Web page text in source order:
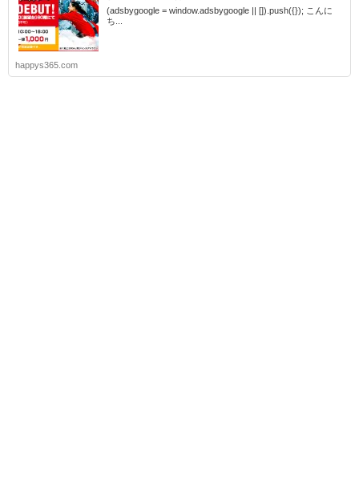
(adsbygoogle = window.adsbygoogle || []).push({}); こんに
ち...
happys365.com